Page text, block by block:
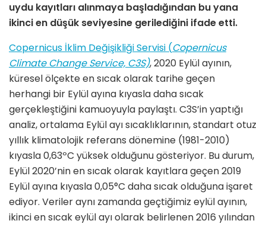
uydu kayıtları alınmaya başladığından bu yana
ikinci en düşük seviyesine gerilediğini ifade etti.
Copernicus İklim Değişikliği Servisi (Copernicus
Climate Change Service, C3S), 2020 Eylül ayının,
küresel ölçekte en sıcak olarak tarihe geçen
herhangi bir Eylül ayına kıyasla daha sıcak
gerçekleştiğini kamuoyuyla paylaştı. C3S’in yaptığı
analiz, ortalama Eylül ayı sıcaklıklarının, standart otuz
yıllık klimatolojik referans dönemine (1981-2010)
kıyasla 0,63ºC yüksek olduğunu gösteriyor. Bu durum,
Eylül 2020’nin en sıcak olarak kayıtlara geçen 2019
Eylül ayına kıyasla 0,05°C daha sıcak olduğuna işaret
ediyor. Veriler aynı zamanda geçtiğimiz eylül ayının,
ikinci en sıcak eylül ayı olarak belirlenen 2016 yılından